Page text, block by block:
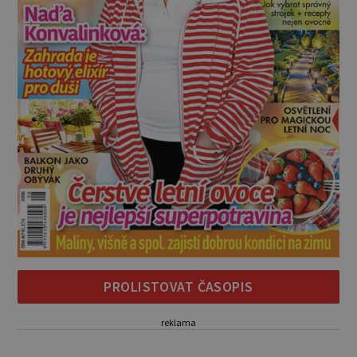
PROLISTOVAT ČASOPIS
reklama